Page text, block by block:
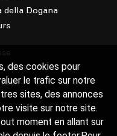
della Dogana
des cookies pour
le trafic sur notre
sites, des annonces
visite sur notre site.
moment en allant sur